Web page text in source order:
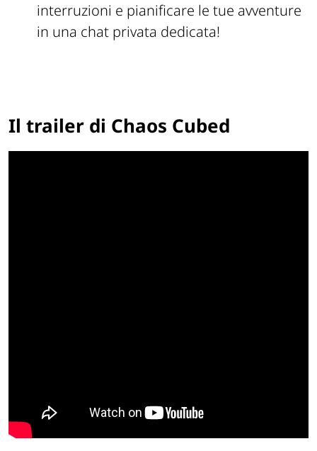
interruzioni e pianificare le tue avventure
in una chat privata dedicata!
Il trailer di Chaos Cubed